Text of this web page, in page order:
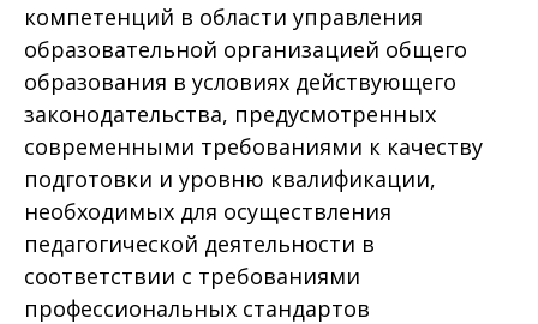
компетенций в области управления
образовательной организацией общего
образования в условиях действующего
законодательства, предусмотренных
современными требованиями к качеству
подготовки и уровню квалификации,
необходимых для осуществления
педагогической деятельности в
соответствии с требованиями
профессиональных стандартов